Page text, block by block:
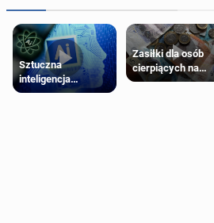
Sztuczna
inteligencja
próbowała oszukać
Zasiłki dla osób
cierpiących na
schorzenia